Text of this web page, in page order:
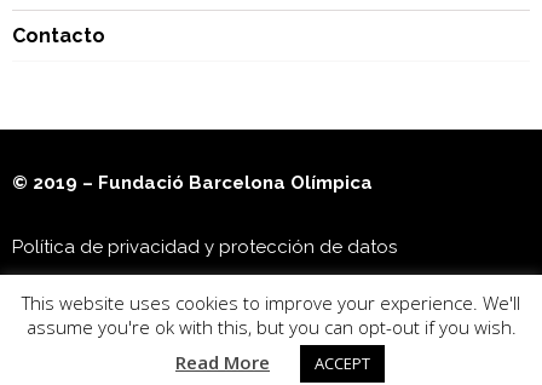
Contacto
© 2019 – Fundació Barcelona Olímpica
Política de privacidad y protección de datos
Museu Olímpic i de l’Esport Joan Antoni Samaranch
This website uses cookies to improve your experience. We'll
assume you're ok with this, but you can opt-out if you wish.
Read More
ACCEPT